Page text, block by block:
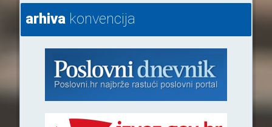
arhivakonvencija